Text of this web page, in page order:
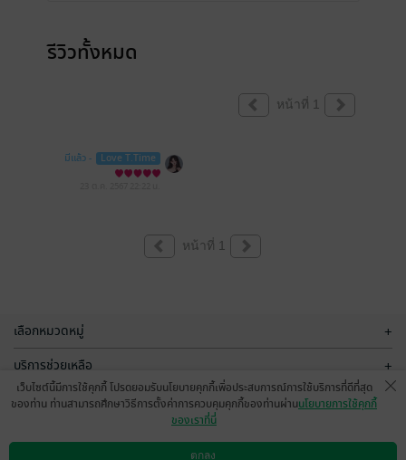
รีวิวทั้งหมด
หน้าที่ 1
มีแล้ว - Love T.Time
หน้าที่ 1
เลือกหมวดหมู่ +
บริการช่วยเหลือ +
เกี่ยวกับเรา
เว็บไซต์นี้มีการใช้คุกกี้ โปรดยอมรับนโยบายคุกกี้เพื่อประสบการณ์การใช้บริการที่ดีที่สุด
ของท่าน ท่านสามารถศึกษาวิธีการตั้งค่าการควบคุมคุกกี้ของท่านผ่านนโยบายการใช้คุกกี้
ของเราที่นี่
ตกลง